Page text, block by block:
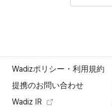
Wadizポリシー・利用規約
提携のお問い合わせ
Wadiz IR